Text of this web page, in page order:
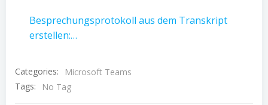
Besprechungsprotokoll aus dem Transkript
erstellen:…
Categories:
Microsoft Teams
Tags:
No Tag